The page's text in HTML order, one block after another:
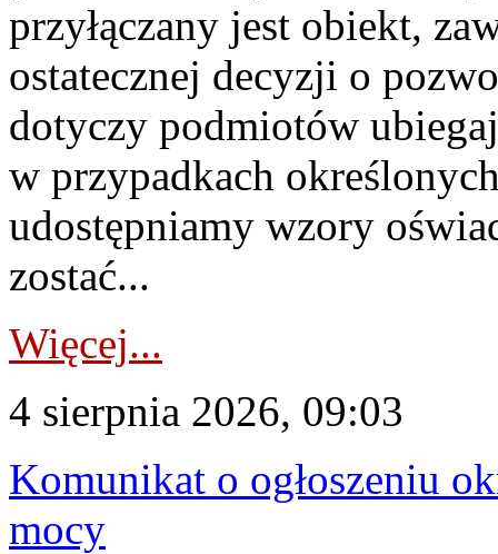
przyłączany jest obiekt,
ostatecznej decyzji o
dotyczy podmiotów
w przypadkach
udostępniamy wzory
zostać...
Więcej...
4 sierpnia 2026, 09:03
Komunikat o ogłoszeniu
mocy